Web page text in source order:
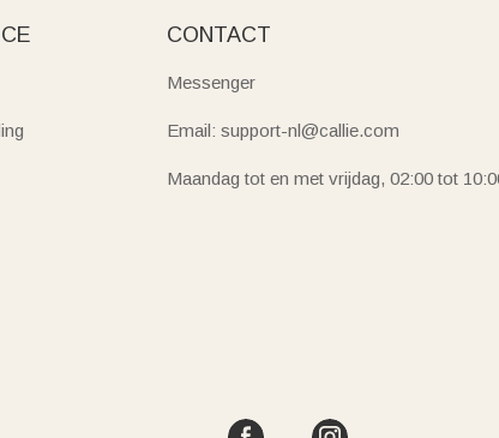
CONTACT
Messenger
Email: support-nl@callie.com
Maandag tot en met vrijdag, 02:00 tot